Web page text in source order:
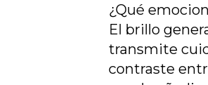
¿Qué
El brillo
transmite
contraste